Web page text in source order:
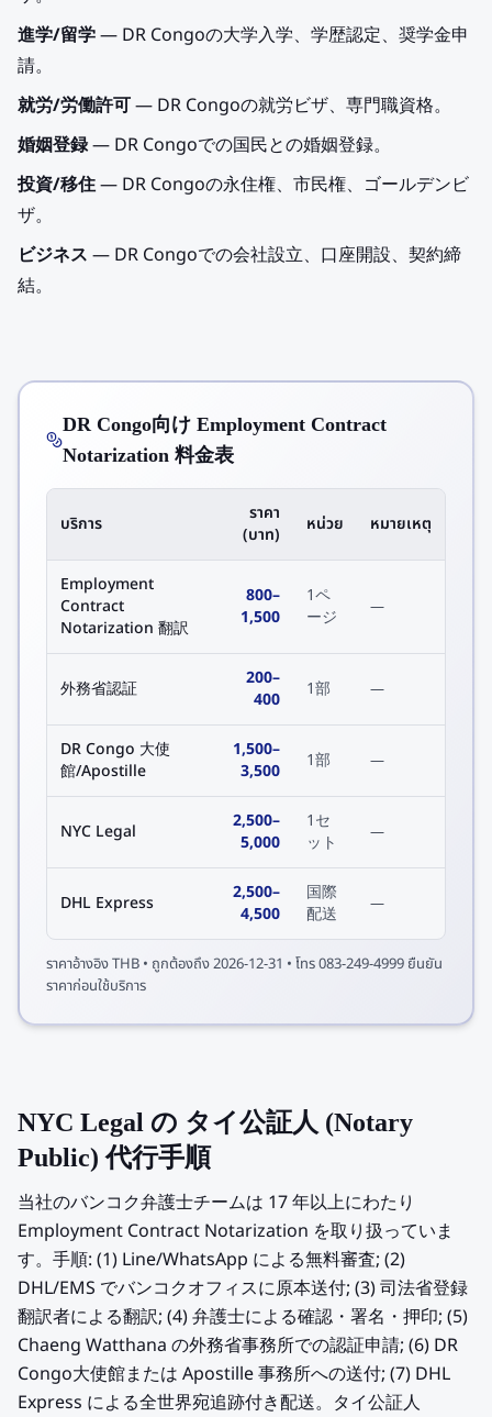
進学/留学— DR Congoの大学入学、学歴認定、奨学金申
請。
就労/労働許可— DR Congoの就労ビザ、専門職資格。
婚姻登録— DR Congoでの国民との婚姻登録。
投資/移住— DR Congoの永住権、市民権、ゴールデンビ
ザ。
ビジネス — DR Congoでの会社設立、口座開設、契約締
結。
DR Congo向け Employment Contract
Notarization 料金表
บริการ
ราคา
(บาท)
หน่วย หมายเหตุ
Employment
Contract
Notarization 翻訳
800–
1,500
1ペ
ージ
—
外務省認証 200–
400
1部 —
DR Congo 大使
館/Apostille
1,500–
3,500
1部 —
NYC Legal 2,500–
5,000
1セ
ット
—
DHL Express 2,500–
4,500
国際
配送
—
ราคาอ้างอิงTHB • ถูกต้องถึง2026-12-31 • โทร 083-249-4999 ยืนยัน
ราคาก่อนใช้บริการ
NYC Legal の タイ公証人 (Notary
Public) 代行手順
当社のバンコク弁護士チームは 17 年以上にわたり
Employment Contract Notarization を取り扱っていま
す。手順: (1) Line/WhatsApp による無料審査; (2)
DHL/EMS でバンコクオフィスに原本送付; (3) 司法省登録
翻訳者による翻訳; (4) 弁護士による確認・署名・押印; (5)
Chaeng Watthana の外務省事務所での認証申請; (6) DR
Congo大使館または Apostille 事務所への送付; (7) DHL
Express による全世界宛追跡付き配送。タイ公証人